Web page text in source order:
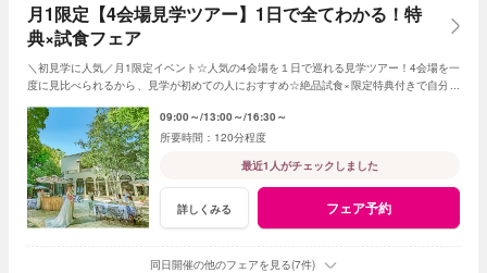
月1限定【4会場見学ツアー】1日で全てわかる！特
典×試食フェア
＼初見学に人気／月1限定イベント☆人気の4会場を１日で巡れる見学ツアー！4会場を一
度に見比べられるから、見学が初めての人におすすめ☆絶品試食×限定特典付きで自分達
09:00～ 13:00～ 16:30～
120分程度
最近1人がチェックしました
詳しくみる フェア予約
同日開催の他のフェアを見る(7件)